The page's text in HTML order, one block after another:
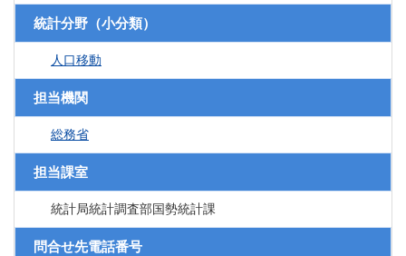
統計分野（小分類）
人口移動
担当機関
総務省
担当課室
統計局統計調査部国勢統計課
問合せ先電話番号